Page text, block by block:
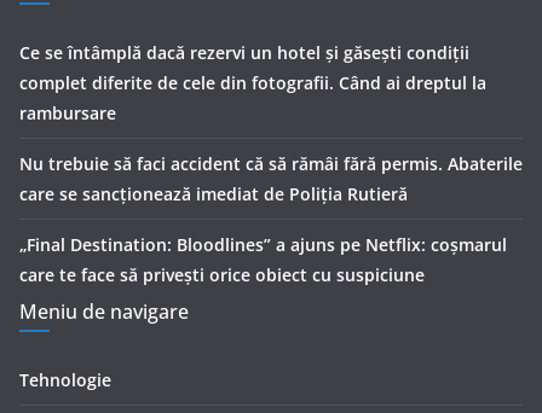
Ce se întâmplă dacă rezervi un hotel și găsești condiții
complet diferite de cele din fotografii. Când ai dreptul la
rambursare
Nu trebuie să faci accident că să rămâi fără permis. Abaterile
care se sancționează imediat de Poliţia Rutieră
„Final Destination: Bloodlines” a ajuns pe Netflix: coșmarul
care te face să privești orice obiect cu suspiciune
Meniu de navigare
Tehnologie